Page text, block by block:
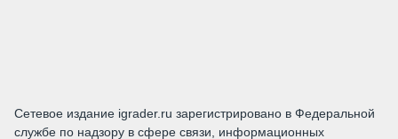
Сетевое издание igrader.ru зарегистрировано в Федеральной
службе по надзору в сфере связи, информационных